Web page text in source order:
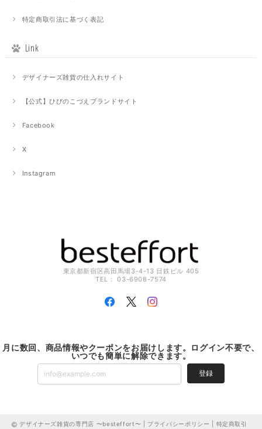
特定商取引法に基づく表記
Link
デザイナーズ雑貨の仕入れサイト
【公式】ひびのこづえブランドサイト
Facebook
X
Instagram
東京都新宿区高田馬場3-4-13 日鉄ビル 405
TEL： 03-6908-7574
月に数回、商品情報やクーポンをお届けします。ログイン不要で、
いつでも簡単に解除できます。
登録
デザイナーズ雑貨の専門店 〜besteffort〜 | プライバシーポリシー
特定商取引